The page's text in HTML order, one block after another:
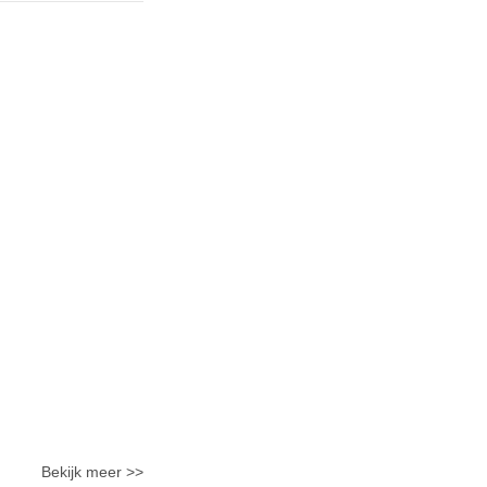
Bekijk meer >>